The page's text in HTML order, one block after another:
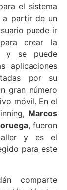
el sistema
a partir de un
puede ir
crear la
y se puede
aplicaciones
por su
gran número
móvil. En el
Marcos
, fueron
y es el
para este
comparte